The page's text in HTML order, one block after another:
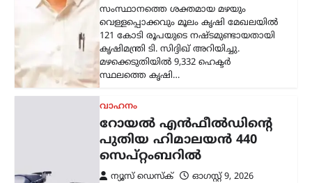
പുതിയ അഡ്വഞ്ചര്‍
മോട്ടോര്‍സൈക്കിളായ ഹിമാലയന്‍ 440
വിപണിയിലെത്തിക്കാനുള്ള
തയ്യാറെടുപ്പിലാണെന്ന് റിപ്പോര്‍ട്ടുകള്‍.
‘D4G’ എന്ന കോഡ് നാമത്തിലുള്ള
പദ്ധതിയിലാണ് കമ്പനി…
കണ്ണൂർ,കേരളം
എഐ ചിത്രത്തിലൂടെ
വ്യാജപ്രചാരണം;
നിയമനടപടിയുമായി പി.
ജയരാജൻ